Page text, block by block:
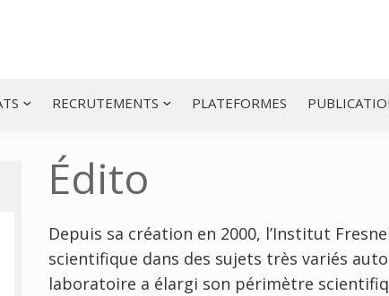
RECRUTEMENTS PLATEFORMES
Édito
Depuis sa création en 2000, l’Institut
scientifique dans des sujets très variés
laboratoire a élargi son périmètre